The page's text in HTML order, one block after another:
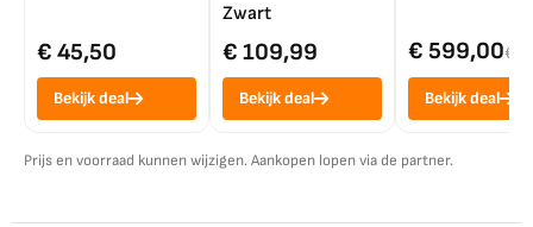
€ 45,50
Bekijk deal
Zwart
€ 109,99
Bekijk deal
€ 599,00€
Bekijk deal
Prijs en voorraad kunnen wijzigen. Aankopen lopen via de partner.